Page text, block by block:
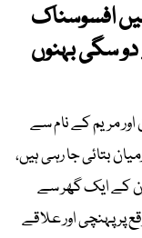
افسوسناک
سگی بہنوں
مریم کے نام سے
سے 19 سال کے درمیان بتائی جا رہی ہیں،
کے ایک گھر سے
پر پہنچی اور علاقے